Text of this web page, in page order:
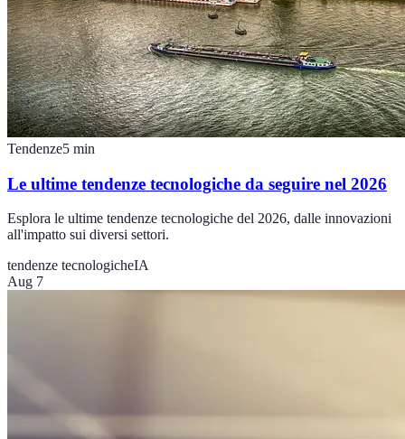
Tendenze5 min
Le ultime tendenze tecnologiche da seguire nel 2026
Esplora le ultime tendenze tecnologiche del 2026, dalle innovazioni
all'impatto sui diversi settori.
tendenze tecnologicheIA
Aug 7